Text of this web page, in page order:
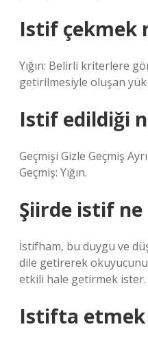
Istif çekmek
Yığın: Belirli kriterlere
getirilmesiyle oluşan yük
Istif edildiği
Geçmişi Gizle Geçmiş
Geçmiş: Yığın.
Şiirde istif ne
İstifham, bu duygu ve
dile getirerek
etkili hale getirmek ister.
Istifta etmek